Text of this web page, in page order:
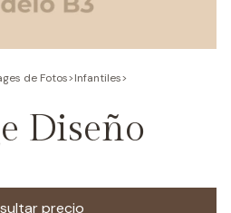
de Fotos>Infantiles>
Diseño